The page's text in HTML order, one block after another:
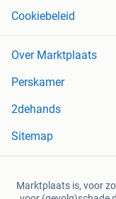
Cookiebeleid
Over Marktplaats
Perskamer
2dehands
Sitemap
Marktplaats is, voor